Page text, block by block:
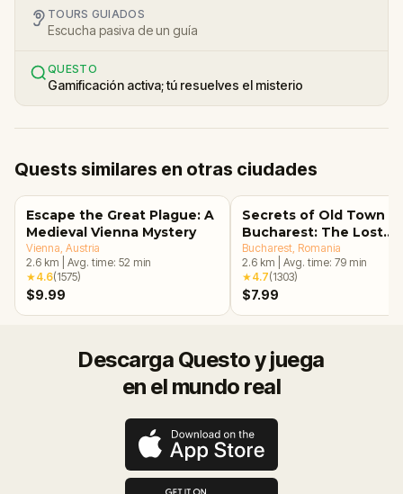
TOURS GUIADOS
Escucha pasiva de un guía
QUESTO
Gamificación activa; tú resuelves el misterio
Quests similares en otras ciudades
Escape the Great Plague: A
Medieval Vienna Mystery
Vienna , Austria
2.6 km Avg. time: 52 min
★4.6(1575)
$9.99
Secrets of Old Town
Bucharest: The Lost
Treasure Adventure
Bucharest , Romania
2.6 km Avg. time: 79 min
★4.7(1303)
$7.99
Descarga Questo y juega
en el mundo real